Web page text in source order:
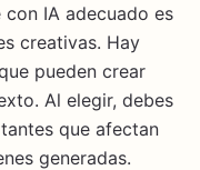
IA adecuado es
creativas. Hay
pueden crear
Al elegir, debes
que afectan
generadas.